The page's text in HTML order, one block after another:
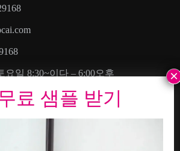
요일 8:30~이다 – 6:00오후
강 애비뉴, 더 많은 마을, 난사구, 광저우